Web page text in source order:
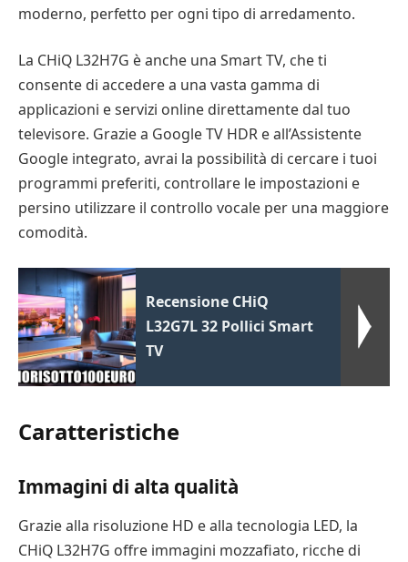
moderno, perfetto per ogni tipo di arredamento.
La CHiQ L32H7G è anche una Smart TV, che ti
consente di accedere a una vasta gamma di
applicazioni e servizi online direttamente dal tuo
televisore. Grazie a Google TV HDR e all’Assistente
Google integrato, avrai la possibilità di cercare i tuoi
programmi preferiti, controllare le impostazioni e
persino utilizzare il controllo vocale per una maggiore
comodità.
Recensione CHiQ
L32G7L 32 Pollici Smart
TV
Caratteristiche
Immagini di alta qualità
Grazie alla risoluzione HD e alla tecnologia LED, la
CHiQ L32H7G offre immagini mozzafiato, ricche di